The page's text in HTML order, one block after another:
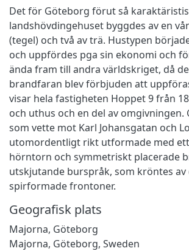
Det för Göteborg förut så
landshövdingehuset byggdes av en
(tegel) och två av trä. Hustypen
och uppfördes pga sin ekonomi och
ända fram till andra världskriget, då
brandfaran blev förbjuden att
visar hela fastigheten Hoppet 9 från
och uthus och en del av omgivningen.
som vette mot Karl Johansgatan och
utomordentligt rikt utformade med
hörntorn och symmetriskt placerade
utskjutande burspråk, som kröntes av
spirformade frontoner.
Geografisk plats
Majorna, Göteborg
Majorna, Göteborg, Sweden